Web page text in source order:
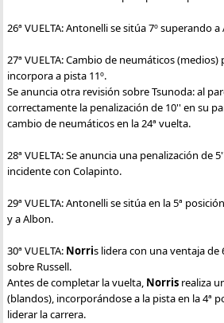
26ª VUELTA: Antonelli se sitúa 7º superando a
27ª VUELTA: Cambio de neumáticos
incorpora a pista 11º.
Se anuncia otra revisión sobre Tsunoda: al
correctamente la penalización de 10'' en su
cambio de neumáticos en la 24ª vuelta.
28ª VUELTA: Se anuncia una penalización de
incidente con Colapinto.
29ª VUELTA: Antonelli se sitúa en la 5ª
y a Albon.
30ª VUELTA: Norris lidera con una ventaja de
sobre Russell.
Antes de completar la vuelta, Norrisrealiza
(blandos), incorporándose a la pista en la 4ª
liderar la carrera.